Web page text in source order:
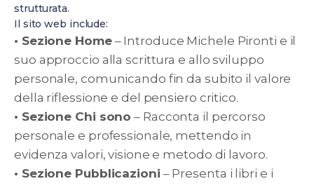
strutturata.
Il sito web include:
• Sezione Home– Introduce Michele Pironti e il
suo approccio alla scrittura e allo sviluppo
personale, comunicando fin da subito il valore
della riflessione e del pensiero critico.
• Sezione Chi sono – Racconta il percorso
personale e professionale, mettendo in
evidenza valori, visione e metodo di lavoro.
• Sezione Pubblicazioni – Presenta i libri e i